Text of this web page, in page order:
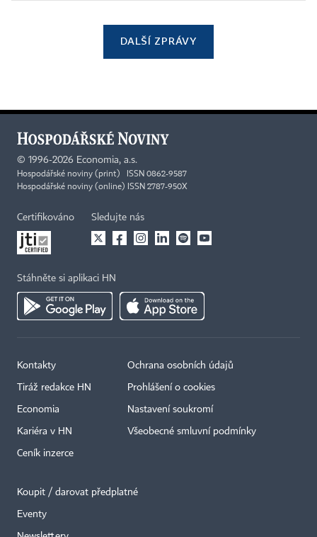
DALŠÍ ZPRÁVY
© 1996-2026 Economia, a.s.
Hospodářské noviny (print) ISSN 0862-9587
Hospodářské noviny (online) ISSN 2787-950X
Certifikováno Sledujte nás
Stáhněte si aplikaci HN
Kontakty
Tiráž redakce HN
Economia
Kariéra v HN
Ceník inzerce
Ochrana osobních údajů
Prohlášení o cookies
Nastavení soukromí
Všeobecné smluvní podmínky
Koupit / darovat předplatné
Eventy